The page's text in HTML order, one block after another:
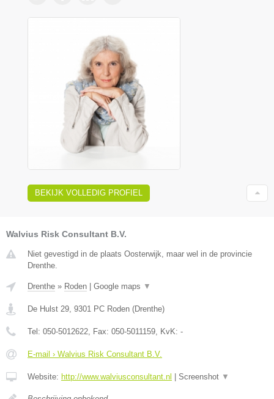
BEKIJK VOLLEDIG PROFIEL
Walvius Risk Consultant B.V.
Niet gevestigd in de plaats Oosterwijk, maar wel in de provincie
Drenthe.
Drenthe » Roden Google maps ▼
De Hulst 29, 9301 PC Roden (Drenthe)
Tel: 050-5012622, Fax: 050-5011159, KvK: -
E-mail › Walvius Risk Consultant B.V.
Website: http://www.walviusconsultant.nl Screenshot ▼